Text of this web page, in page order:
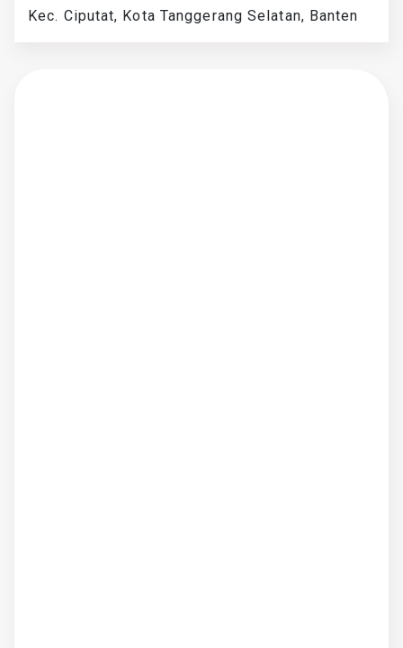
Kec. Ciputat, Kota Tanggerang Selatan, Banten